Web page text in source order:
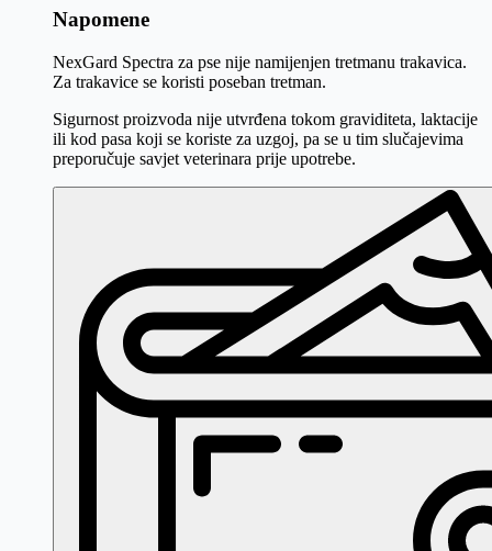
Napomene
NexGard Spectra za pse nije namijenjen tretmanu trakavica.
Za trakavice se koristi poseban tretman.
Sigurnost proizvoda nije utvrđena tokom graviditeta, laktacije
ili kod pasa koji se koriste za uzgoj, pa se u tim slučajevima
preporučuje savjet veterinara prije upotrebe.